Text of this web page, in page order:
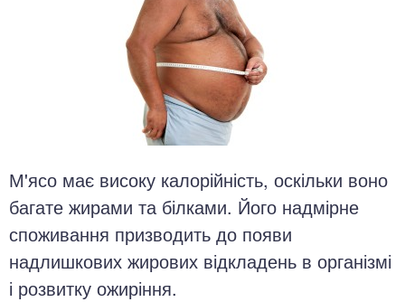
М'ясо має високу калорійність, оскільки воно
багате жирами та білками. Його надмірне
споживання призводить до появи
надлишкових жирових відкладень в організмі
і розвитку ожиріння.